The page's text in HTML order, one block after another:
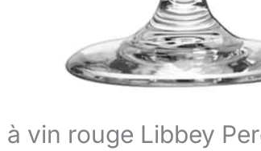
vin rouge Libbey